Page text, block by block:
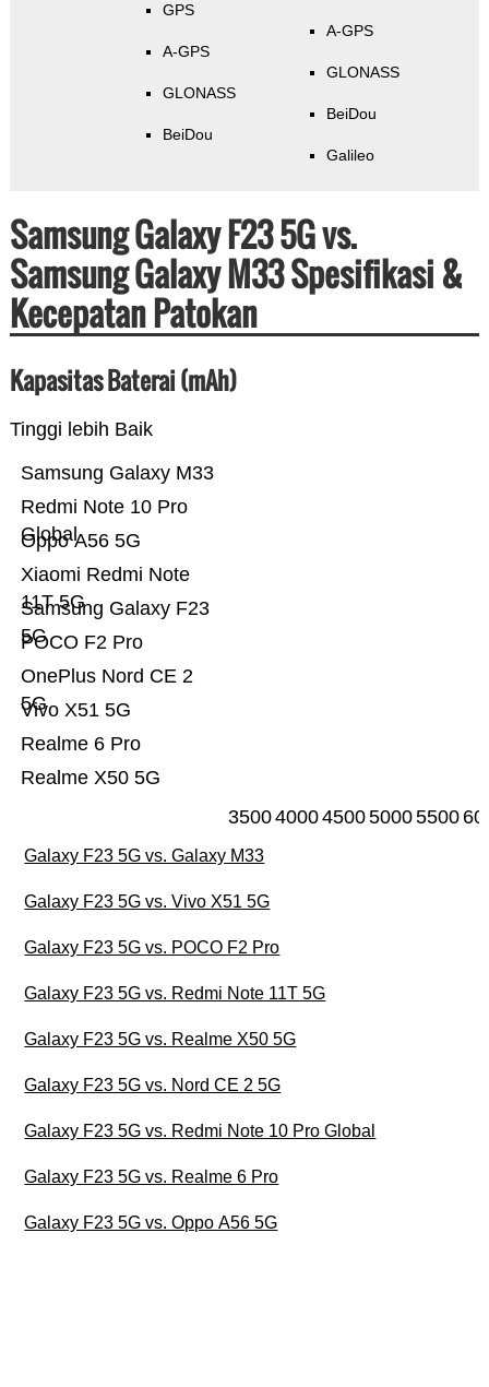
GPS
A-GPS
GLONASS
BeiDou
A-GPS
GLONASS
BeiDou
Galileo
Samsung Galaxy F23 5G vs.
Samsung Galaxy M33 Spesifikasi &
Kecepatan Patokan
Kapasitas Baterai (mAh)
Tinggi lebih Baik
Realme X50 5G
Realme 6 Pro
Vivo X51 5G
OnePlus Nord CE 2
5G
POCO F2 Pro
Samsung Galaxy F23
5G
Xiaomi Redmi Note
11T 5G
Oppo A56 5G
Redmi Note 10 Pro
Global
Samsung Galaxy M33
35004000450050005500
Galaxy F23 5G vs. Galaxy M33
Galaxy F23 5G vs. Vivo X51 5G
Galaxy F23 5G vs. POCO F2 Pro
Galaxy F23 5G vs. Redmi Note 11T 5G
Galaxy F23 5G vs. Realme X50 5G
Galaxy F23 5G vs. Nord CE 2 5G
Galaxy F23 5G vs. Redmi Note 10 Pro Global
Galaxy F23 5G vs. Realme 6 Pro
Galaxy F23 5G vs. Oppo A56 5G